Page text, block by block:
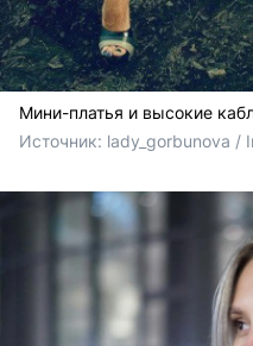
Мини-платья и высокие
Источник: lady_gorbunova /